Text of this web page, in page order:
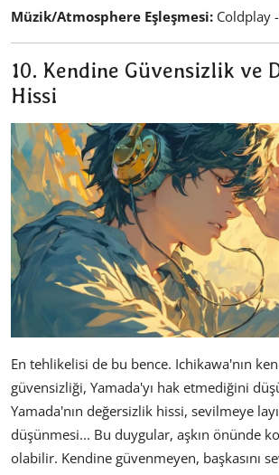
Müzik/Atmosphere Eşleşmesi: Coldplay
10. Kendine Güvensizlik ve
Hissi
En tehlikelisi de bu bence. Ichikawa'nın
güvensizliği, Yamada'yı hak etmediğini
Yamada'nın değersizlik hissi, sevilmeye
düşünmesi... Bu duygular, aşkın önünde
olabilir. Kendine güvenmeyen, başkasını